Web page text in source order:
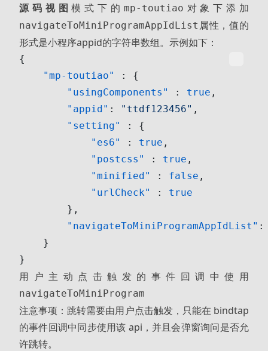
源码视图模式下的 mp-toutiao 对象下添加
navigateToMiniProgramAppIdList 属性，值的
形式是小程序appid的字符串数组。示例如下：
{
    "mp-toutiao"
: {
        "usingComponents"
: true ,
        "appid"
: "ttdf123456" ,
        "setting"
: {
            "es6"
: true ,
            "postcss"
: true ,
            "minified"
: false ,
            "urlCheck"
: true
        },
        "navigateToMiniProgramAppIdList"
:
    }
}
用户主动点击触发的事件回调中使用
navigateToMiniProgram
注意事项：跳转需要由用户点击触发，只能在 bindtap
的事件回调中同步使用该 api，并且会弹窗询问是否允
许跳转。